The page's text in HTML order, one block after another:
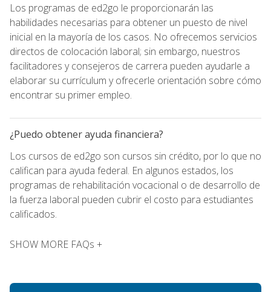
Los programas de ed2go le proporcionarán las
habilidades necesarias para obtener un puesto de nivel
inicial en la mayoría de los casos. No ofrecemos servicios
directos de colocación laboral; sin embargo, nuestros
facilitadores y consejeros de carrera pueden ayudarle a
elaborar su currículum y ofrecerle orientación sobre cómo
encontrar su primer empleo.
¿Puedo obtener ayuda financiera?
Los cursos de ed2go son cursos sin crédito, por lo que no
califican para ayuda federal. En algunos estados, los
programas de rehabilitación vocacional o de desarrollo de
la fuerza laboral pueden cubrir el costo para estudiantes
calificados.
SHOW MORE FAQs +